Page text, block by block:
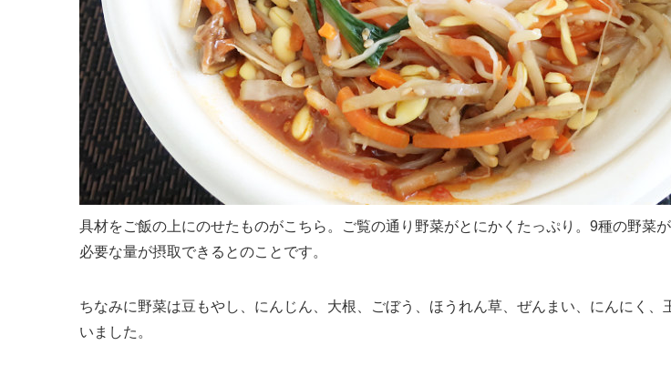
具材をご飯の上にのせたものがこちら。ご覧の通り野菜がとにかくたっぷり。9種の野菜
必要な量が摂取できるとのことです。
ちなみに野菜は豆もやし、にんじん、大根、ごぼう、ほうれん草、ぜんまい、にんにく、
いました。